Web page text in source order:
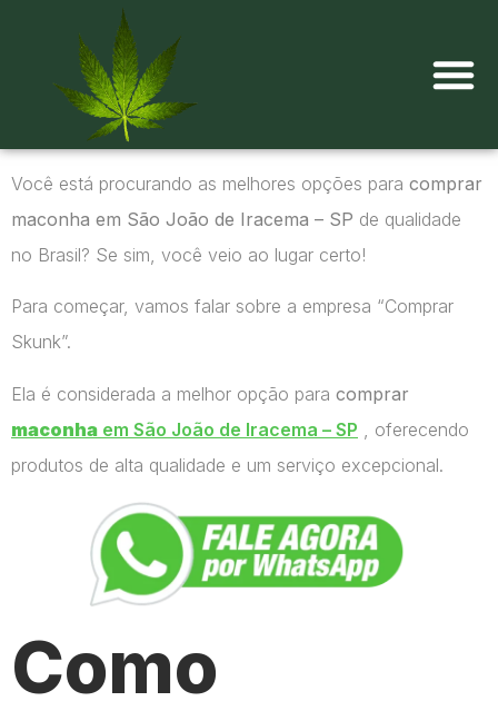
Você está procurando as melhores opções para comprar
maconha em São João de Iracema – SP de qualidade
no Brasil? Se sim, você veio ao lugar certo!
Para começar, vamos falar sobre a empresa “Comprar
Skunk”.
Ela é considerada a melhor opção para comprar
maconha em São João de Iracema – SP , oferecendo
produtos de alta qualidade e um serviço excepcional.
Como